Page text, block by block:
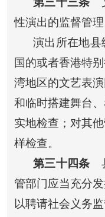
性演出的监督管理
演出所在地
国的或者香港特
湾地区的文艺表
和临时搭建舞台
实地检查；对其
样检查。
第三十四条
管部门应当充分
以聘请社会义务